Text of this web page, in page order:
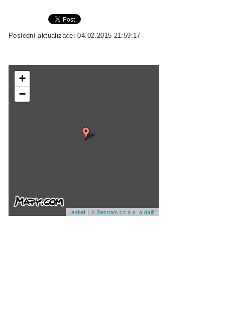
Poslední aktualizace: 04.02.2015 21:59:17
+
−
Leaflet | © Seznam.cz a.s. a další